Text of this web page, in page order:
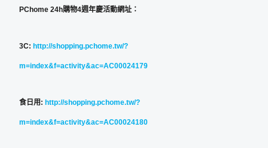
PChome 24h購物4週年慶活動網址 ：
3C: http://shopping.pchome.tw/?
m=index&f=activity&ac=AC00024179
食日用 : http://shopping.pchome.tw/?
m=index&f=activity&ac=AC00024180